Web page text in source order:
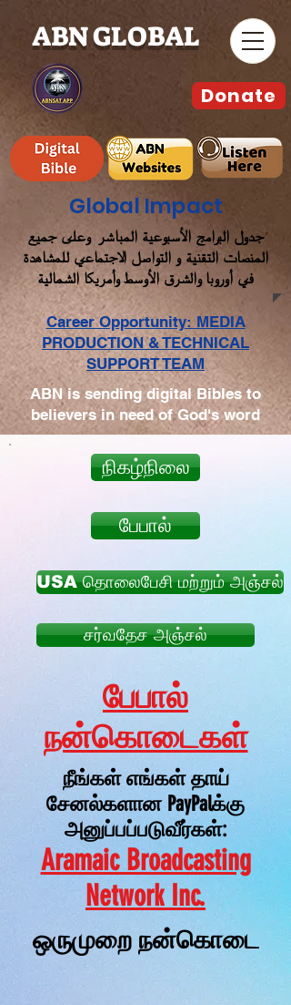
ABN GLOBAL
Global Impact
جدول البرامج الأسبوعية المباشر وعلى جميع
المنصات التقنية و التواصل الاجتماعي للمشاهدة
في أوروبا والشرق الأوسط وأمريكا الشمالية
ABN is sending digital Bibles to
believers in need of God's word
Donate
Career Opportunity: MEDIA
PRODUCTION & TECHNICAL
SUPPORT TEAM
நிகழ்நிலை
பேபால்
USA தொலைபேசி மற்றும் அஞ்சல்
சர்வதேச அஞ்சல்
பேபால்
நன்கொடைகள்
நீங்கள் எங்கள் தாய்
சேனல்களான PayPalக்கு
அனுப்பப்படுவீர்கள்:
Aramaic Broadcasting
Network Inc.
ஒருமுறை நன்கொடை